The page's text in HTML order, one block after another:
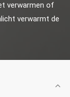
verwarmen of
verwarmt de